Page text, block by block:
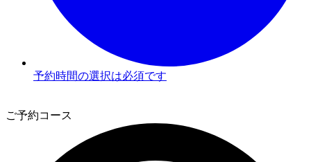
予約時間の選択は必須です
ご予約コース